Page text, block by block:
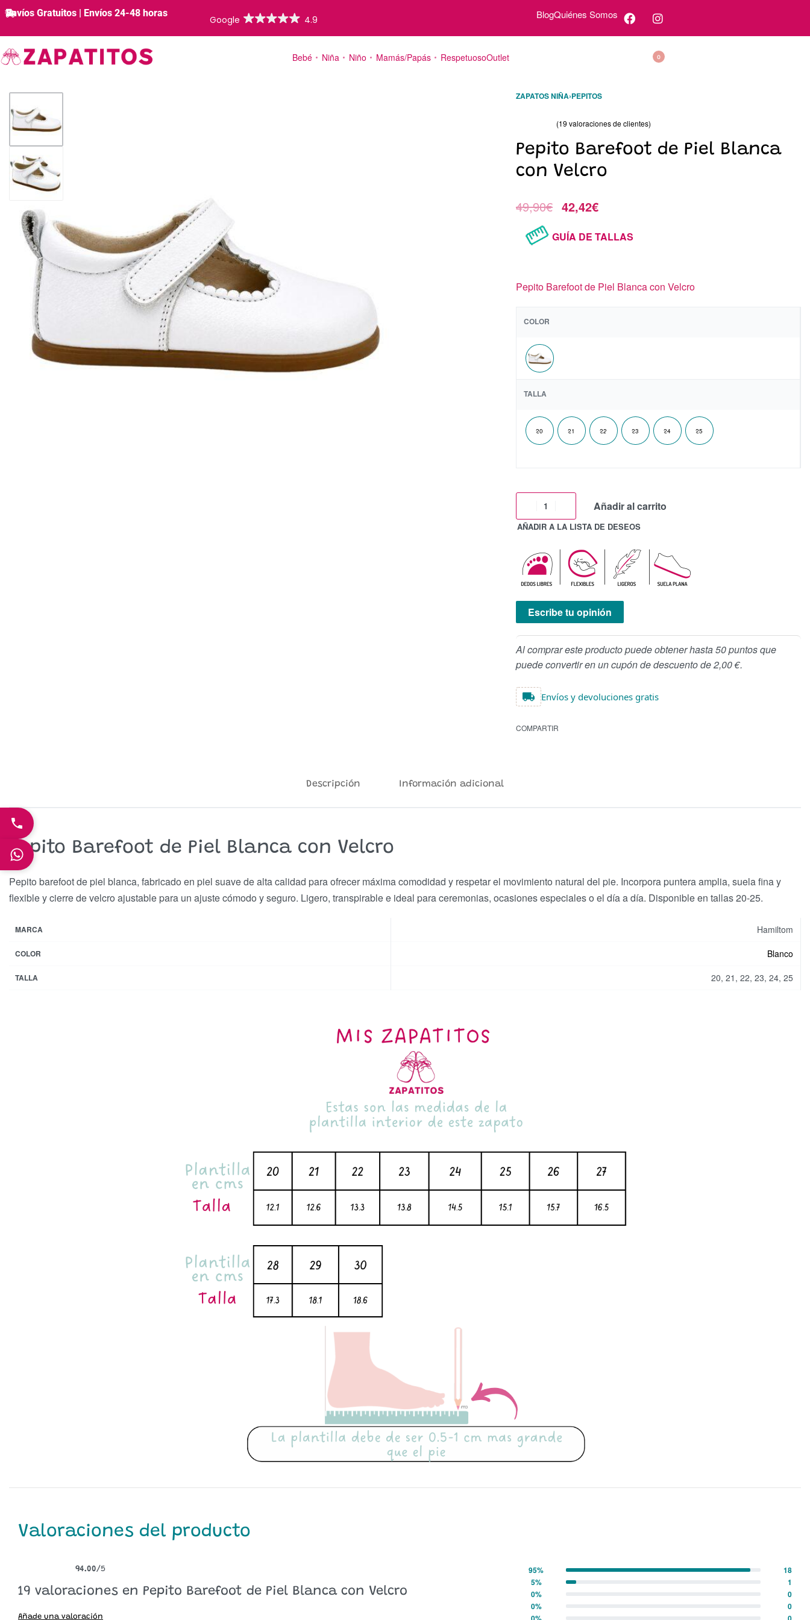
Envíos Gratuitos | Envíos 24-48 horas BlogQuiénes Somos
Bebé Niña Niño Mamás/Papás RespetuosoOutlet 0
ZAPATOS NIÑA›PEPITOS
(19 valoraciones de clientes)
Pepito Barefoot de Piel Blanca
con Velcro
49,90€ 42,42€
GUÍA DE TALLAS
Pepito Barefoot de Piel Blanca con Velcro
COLOR
TALLA
20 21 22 23 24 25
Añadir al carrito
AÑADIR A LA LISTA DE DESEOS
Escribe tu opinión
Al comprar este producto puede obtener hasta 50 puntos que
puede convertir en un cupón de descuento de 2,00 €.
Envíos y devoluciones gratis
COMPARTIR
Descripción Información adicional
Pepito Barefoot de Piel Blanca con Velcro
Pepito barefoot de piel blanca, fabricado en piel suave de alta calidad para ofrecer máxima comodidad y respetar el movimiento natural del pie. Incorpora puntera amplia, suela fina y
flexible y cierre de velcro ajustable para un ajuste cómodo y seguro. Ligero, transpirable e ideal para ceremonias, ocasiones especiales o el día a día. Disponible en tallas 20-25.
MARCA Hamiltom
COLOR Blanco
TALLA 20, 21, 22, 23, 24, 25
Valoraciones del producto
94.00/5
19 valoraciones en Pepito Barefoot de Piel Blanca con Velcro
Añade una valoración
95% 18
5% 1
0% 0
0% 0